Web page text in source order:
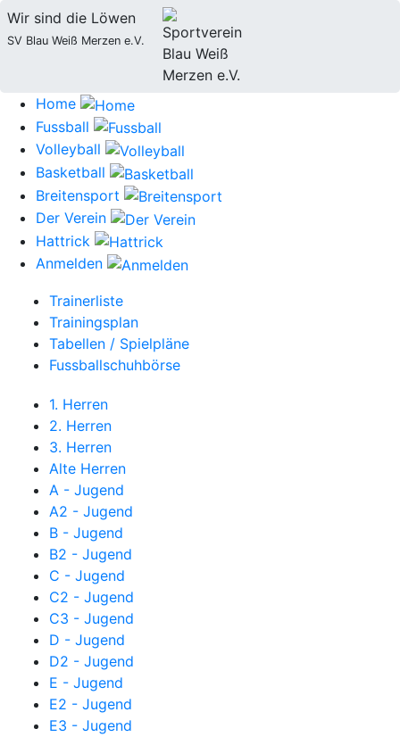
Wir sind die Löwen
SV Blau Weiß Merzen e.V.
Home
Fussball
Volleyball
Basketball
Breitensport
Der Verein
Hattrick
Anmelden
Trainerliste
Trainingsplan
Tabellen / Spielpläne
Fussballschuhbörse
1. Herren
2. Herren
3. Herren
Alte Herren
A - Jugend
A2 - Jugend
B - Jugend
B2 - Jugend
C - Jugend
C2 - Jugend
C3 - Jugend
D - Jugend
D2 - Jugend
E - Jugend
E2 - Jugend
E3 - Jugend